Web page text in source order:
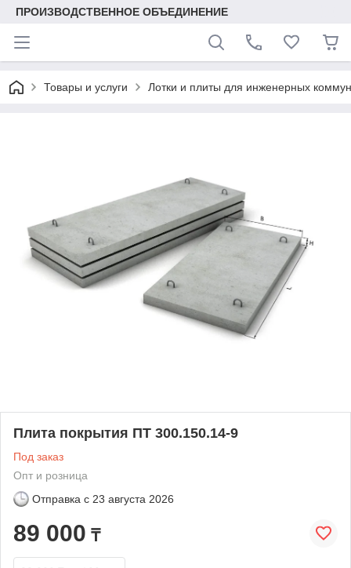
ПРОИЗВОДСТВЕННОЕ ОБЪЕДИНЕНИЕ
Товары и услуги Лотки и плиты для инженерных
Плита покрытия ПТ 300.150.14-9
Под заказ
Опт и розница
Отправка с 23 августа 2026
89 000 ₸